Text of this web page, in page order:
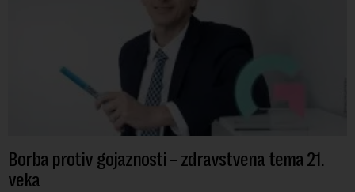
Borba protiv gojaznosti – zdravstvena tema 21.
veka